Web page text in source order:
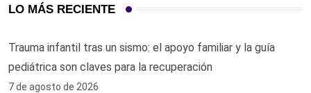
LO MÁS RECIENTE
Trauma infantil tras un sismo: el apoyo familiar y la guía
pediátrica son claves para la recuperación
7 de agosto de 2026